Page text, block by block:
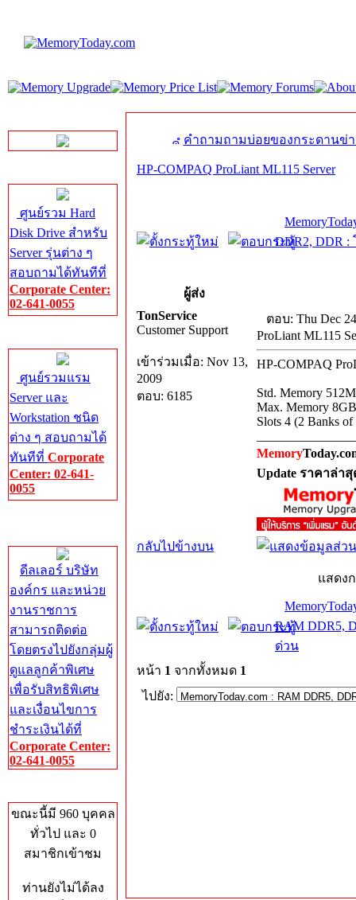
ศูนย์รวม Hard
Disk Drive สำหรับ
Server รุ่นต่าง ๆ
สอบถามได้ทันทีที่
Corporate Center:
02-641-0055
ศูนย์รวมแรม
Server และ
Workstation ชนิด
ต่าง ๆ สอบถามได้
ทันทีที่ Corporate
Center: 02-641-
0055
ดีลเลอร์ บริษัท
องค์กร และหน่วย
งานราชการ
สามารถติดต่อ
โดยตรงไปยังกลุ่มผู้
ดูแลลูกค้าพิเศษ
เพื่อรับสิทธิพิเศษ
และเงื่อนไขการ
ชำระเงินได้ที่
Corporate Center:
02-641-0055
ขณะนี้มี 960 บุคคล
ทั่วไป และ 0
สมาชิกเข้าชม
ท่านยังไม่ได้ลง
คำถามถามบ่อยของกระดานข่
HP-COMPAQ ProLiant ML115 Server
DDR2, DDR :
ผู้ส่ง
TonService
Customer Support
เข้าร่วมเมื่อ: Nov 13,
2009
ตอบ: 6185
ตอบ: Thu Dec
ProLiant ML115
HP-COMPAQ
Std. Memory
Max. Memory 8GB
Slots 4 (2 Banks of
Memory
Update ราคาล่า
กลับไปข้างบน
แสดง
RAM DDR5,
ด่วน
หน้า 1 จากทั้งหมด 1
ไปยัง: